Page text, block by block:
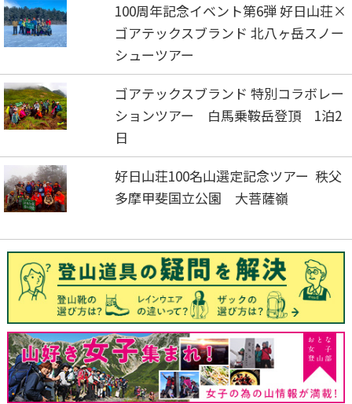
100周年記念イベント第6弾 好日山荘×
ゴアテックスブランド 北八ヶ岳スノー
シューツアー
ゴアテックスブランド 特別コラボレー
ションツアー 白馬乗鞍岳登頂 1泊2
日
好日山荘100名山選定記念ツアー 秩父
多摩甲斐国立公園 大菩薩嶺